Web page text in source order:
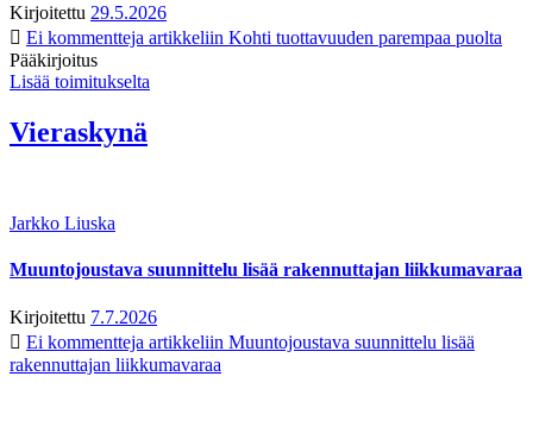
Kirjoitettu 29.5.2026
Ei kommentteja artikkeliin Kohti tuottavuuden parempaa puolta
Pääkirjoitus
Lisää toimitukselta
Vieraskynä
Jarkko Liuska
Muuntojoustava suunnittelu lisää rakennuttajan liikkumavaraa
Kirjoitettu 7.7.2026
Ei kommentteja artikkeliin Muuntojoustava suunnittelu lisää
rakennuttajan liikkumavaraa